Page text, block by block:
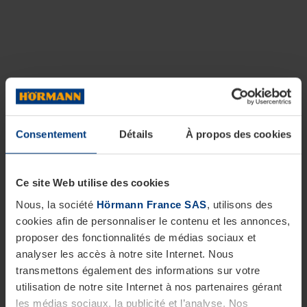
Consentement Détails À propos des cookies
Ce site Web utilise des cookies
Nous, la société Hörmann France SAS, utilisons des
cookies afin de personnaliser le contenu et les annonces,
proposer des fonctionnalités de médias sociaux et
analyser les accès à notre site Internet. Nous
transmettons également des informations sur votre
utilisation de notre site Internet à nos partenaires gérant
les médias sociaux, la publicité et l’analyse. Nos